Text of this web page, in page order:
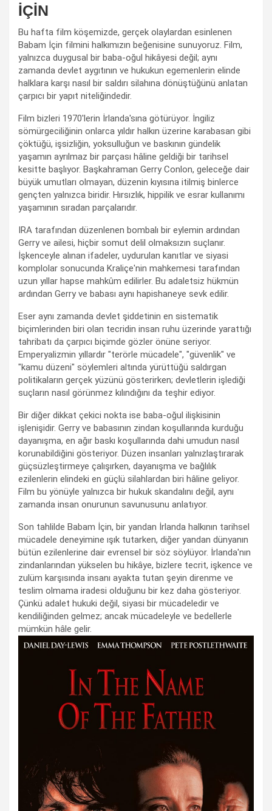
İÇİN
Bu hafta film köşemizde, gerçek olaylardan esinlenen
Babam İçin filmini halkımızın beğenisine sunuyoruz. Film,
yalnızca duygusal bir baba-oğul hikâyesi değil; aynı
zamanda devlet aygıtının ve hukukun egemenlerin elinde
halklara karşı nasıl bir saldırı silahına dönüştüğünü anlatan
çarpıcı bir yapıt niteliğindedir.
Film bizleri 1970'lerin İrlanda'sına götürüyor. İngiliz
sömürgeciliğinin onlarca yıldır halkın üzerine karabasan gibi
çöktüğü, işsizliğin, yoksulluğun ve baskının gündelik
yaşamın ayrılmaz bir parçası hâline geldiği bir tarihsel
kesitte başlıyor. Başkahraman Gerry Conlon, geleceğe dair
büyük umutları olmayan, düzenin kıyısına itilmiş binlerce
gençten yalnızca biridir. Hırsızlık, hippilik ve esrar kullanımı
yaşamının sıradan parçalarıdır.
IRA tarafından düzenlenen bombalı bir eylemin ardından
Gerry ve ailesi, hiçbir somut delil olmaksızın suçlanır.
İşkenceyle alınan ifadeler, uydurulan kanıtlar ve siyasi
komplolar sonucunda Kraliçe'nin mahkemesi tarafından
uzun yıllar hapse mahkûm edilirler. Bu adaletsiz hükmün
ardından Gerry ve babası aynı hapishaneye sevk edilir.
Eser aynı zamanda devlet şiddetinin en sistematik
biçimlerinden biri olan tecridin insan ruhu üzerinde yarattığı
tahribatı da çarpıcı biçimde gözler önüne seriyor.
Emperyalizmin yıllardır "terörle mücadele", "güvenlik" ve
"kamu düzeni" söylemleri altında yürüttüğü saldırgan
politikaların gerçek yüzünü gösterirken; devletlerin işlediği
suçların nasıl görünmez kılındığını da teşhir ediyor.
Bir diğer dikkat çekici nokta ise baba-oğul ilişkisinin
işlenişidir. Gerry ve babasının zindan koşullarında kurduğu
dayanışma, en ağır baskı koşullarında dahi umudun nasıl
korunabildiğini gösteriyor. Düzen insanları yalnızlaştırarak
güçsüzleştirmeye çalışırken, dayanışma ve bağlılık
ezilenlerin elindeki en güçlü silahlardan biri hâline geliyor.
Film bu yönüyle yalnızca bir hukuk skandalını değil, aynı
zamanda insan onurunun savunusunu anlatıyor.
Son tahlilde Babam İçin, bir yandan İrlanda halkının tarihsel
mücadele deneyimine ışık tutarken, diğer yandan dünyanın
bütün ezilenlerine dair evrensel bir söz söylüyor. İrlanda'nın
zindanlarından yükselen bu hikâye, bizlere tecrit, işkence ve
zulüm karşısında insanı ayakta tutan şeyin direnme ve
teslim olmama iradesi olduğunu bir kez daha gösteriyor.
Çünkü adalet hukuki değil, siyasi bir mücadeledir ve
kendiliğinden gelmez; ancak mücadeleyle ve bedellerle
mümkün hâle gelir.